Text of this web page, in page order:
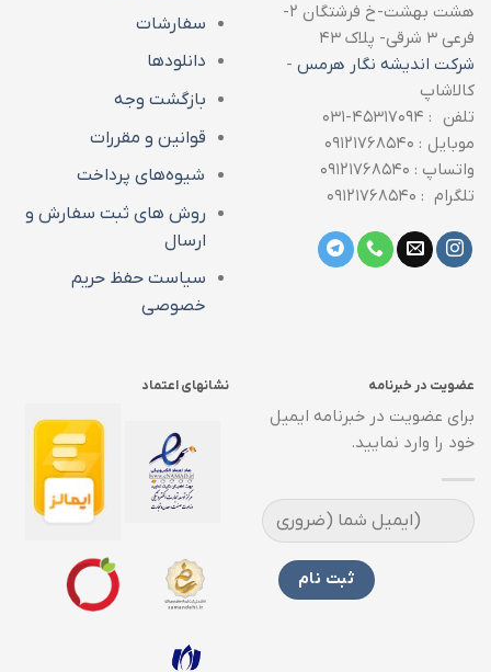
هشت بهشت-خ فرشتگان ۲-
فرعی ۳ شرقی- پلاک ۴۳
شرکت اندیشه نگار هرمس -
کالاشاپ
تلفن : ۴۵۳۱۷۰۹۴-۰۳۱
موبایل : ۰۹۱۲۱۷۶۸۵۴۰
واتساپ : ۰۹۱۲۱۷۶۸۵۴۰
تلگرام : ۰۹۱۲۱۷۶۸۵۴۰
سفارشات
دانلودها
بازگشت وجه
قوانین و مقررات
شیوه‌های پرداخت
روش های ثبت سفارش و
ارسال
سیاست حفظ حریم
خصوصی
عضویت در خبرنامه
برای عضویت در خبرنامه ایمیل
خود را وارد نمایید.
نشانهای اعتماد